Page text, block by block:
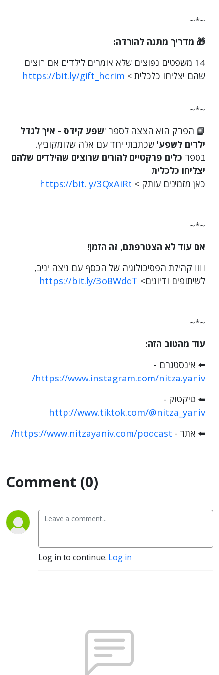
~*~
🎁 מדריך מתנה להורדה:
14 משפטים נפוצים שלא אומרים לילדים אם רוצים
שהם יצליחו כלכלית > https://bit.ly/gift_horim
~*~
📙 הפרק הוא הצצה לספר 'שפע קידס - איך לגדל
ילדים לשפע' שכתבתי יחד עם אלה שלומקוביץ.
בספר כלים פרקטיים להורים שרוצים שהילדים שלהם
יצליחו כלכלית
כאן מזמינים עותק > https://bit.ly/3QxAiRt
~*~
אם עוד לא הצטרפתם, זה הזמן!
👈🏾 קהילת הפסיכולוגיה של הכסף עם ניצה יניב,
לשיתופים ודיונים> ‎ https://bit.ly/3oBWddT
~*~
עוד מהטוב הזה:
⬅️ אינסטגרם -
https://www.instagram.com/nitza.yaniv/
⬅️ טיקטוק -
http://www.tiktok.com/@nitza_yaniv
⬅️ אתר - ‎ https://www.nitzayaniv.com/podcast/
Comment (0)
Log in to continue. Log in